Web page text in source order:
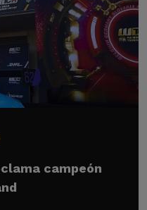
campeón